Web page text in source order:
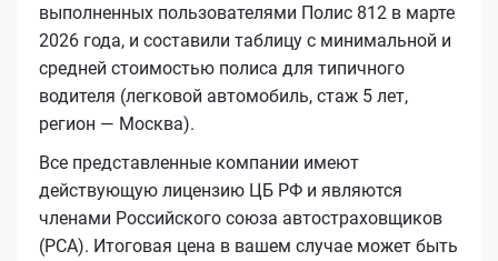
выполненных пользователями Полис 812 в марте
2026 года, и составили таблицу с минимальной и
средней стоимостью полиса для типичного
водителя (легковой автомобиль, стаж 5 лет,
регион — Москва).
Все представленные компании имеют
действующую лицензию ЦБ РФ и являются
членами Российского союза автостраховщиков
(РСА). Итоговая цена в вашем случае может быть